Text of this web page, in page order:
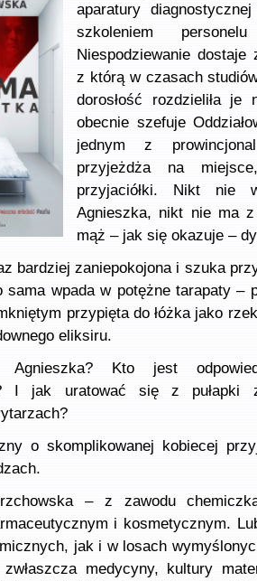
aparatury
szkoleniem
Niespodziewanie dostaje
z którą w czasach
dorosłość rozdzieliła
obecnie szefuje
jednym z
przyjeżdża na
przyjaciółki. Nikt nie
Agnieszka, nikt nie ma
mąż – jak się okazuje –
bardziej zaniepokojona i szuka
sama wpada w potężne tarapaty –
przypięta do łóżka jako
eliksiru.
Agnieszka? Kto jest
I jak uratować się z pułapki
o skomplikowanej kobiecej
– z zawodu
i kosmetycznym.
jak i w losach
medycyny, kultury